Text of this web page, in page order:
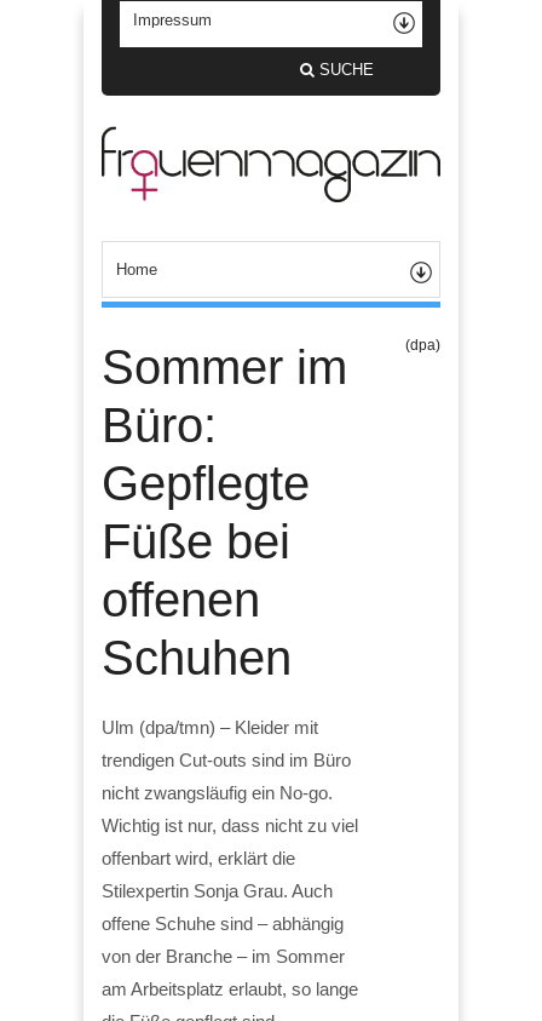
SUCHE
Sommer im
Büro:
Gepflegte
Füße bei
offenen
Schuhen
(dpa)
Ulm (dpa/tmn) – Kleider mit
trendigen Cut-outs sind im Büro
nicht zwangsläufig ein No-go.
Wichtig ist nur, dass nicht zu viel
offenbart wird, erklärt die
Stilexpertin Sonja Grau. Auch
offene Schuhe sind – abhängig
von der Branche – im Sommer
am Arbeitsplatz erlaubt, so lange